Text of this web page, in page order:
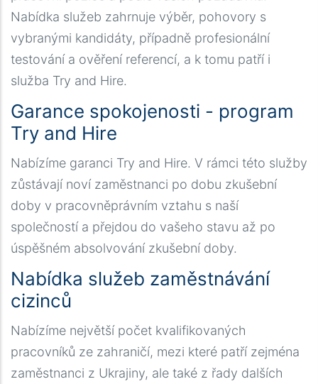
Nabídka služeb zahrnuje výběr, pohovory s
vybranými kandidáty, případně profesionální
testování a ověření referencí, a k tomu patří i
služba Try and Hire.
Garance spokojenosti - program
Try and Hire
Nabízíme garanci Try and Hire. V rámci této služby
zůstávají noví zaměstnanci po dobu zkušební
doby v pracovněprávním vztahu s naší
společností a přejdou do vašeho stavu až po
úspěšném absolvování zkušební doby.
Nabídka služeb zaměstnávání
cizinců
Nabízíme největší počet kvalifikovaných
pracovníků ze zahraničí, mezi které patří zejména
zaměstnanci z Ukrajiny, ale také z řady dalších